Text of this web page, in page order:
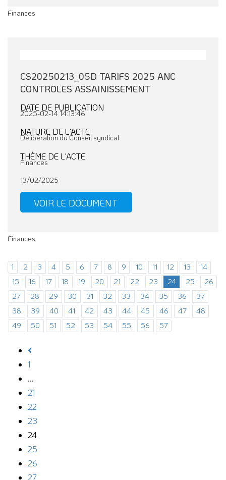
Finances
CS20250213_05D TARIFS 2025 ANC
CONTROLES ASSAINISSEMENT
DATE DE PUBLICATION
2025-02-14 14:13:46
NATURE DE L'ACTE
Délibération du Conseil syndical
THÈME DE L'ACTE
Finances
13/02/2025
VOIR LE DOCUMENT
Finances
1 2 3 4 5 6 7 8 9 10 11 12 13
14
15
16 17 18 19 20 21 22 23 24 25
26
27
28 29 30 31 32 33 34 35 36
37
38
39 40 41 42 43 44 45 46 47
48
49
50 51 52 53 54 55 56 57
1
…
21
22
23
24
25
26
27